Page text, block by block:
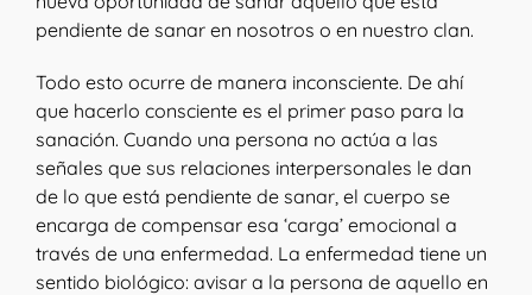
pendiente de sanar en nosotros o en nuestro clan.
Todo esto ocurre de manera inconsciente. De ahí
que hacerlo consciente es el primer paso para la
sanación. Cuando una persona no actúa a las
señales que sus relaciones interpersonales le dan
de lo que está pendiente de sanar, el cuerpo se
encarga de compensar esa ‘carga’ emocional a
través de una enfermedad. La enfermedad tiene un
sentido biológico: avisar a la persona de aquello en